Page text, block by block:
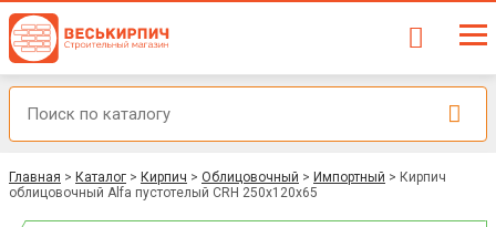
Главная > Каталог > Кирпич > Облицовочный > Импортный > Кирпич
облицовочный Alfa пустотелый CRH 250x120x65